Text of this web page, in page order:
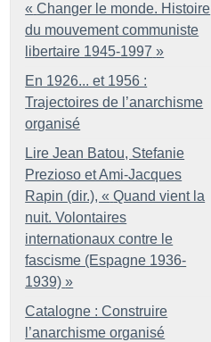
« Changer le monde. Histoire
du mouvement communiste
libertaire 1945-1997 »
En 1926... et 1956 :
Trajectoires de l’anarchisme
organisé
Lire Jean Batou, Stefanie
Prezioso et Ami-Jacques
Rapin (dir.), « Quand vient la
nuit. Volontaires
internationaux contre le
fascisme (Espagne 1936-
1939) »
Catalogne : Construire
l’anarchisme organisé